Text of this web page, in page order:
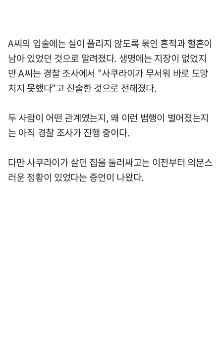
A씨의 입술에는 실이 풀리지 않도록 묶인 흔적과 혈흔이
남아 있었던 것으로 알려졌다. 생명에는 지장이 없었지
만 A씨는 경찰 조사에서 "사쿠라이가 무서워 바로 도망
치지 못했다"고 진술한 것으로 전해졌다.
두 사람이 어떤 관계였는지, 왜 이런 범행이 벌어졌는지
는 아직 경찰 조사가 진행 중이다.
다만 사쿠라이가 살던 집을 둘러싸고는 이전부터 의문스
러운 정황이 있었다는 증언이 나왔다.